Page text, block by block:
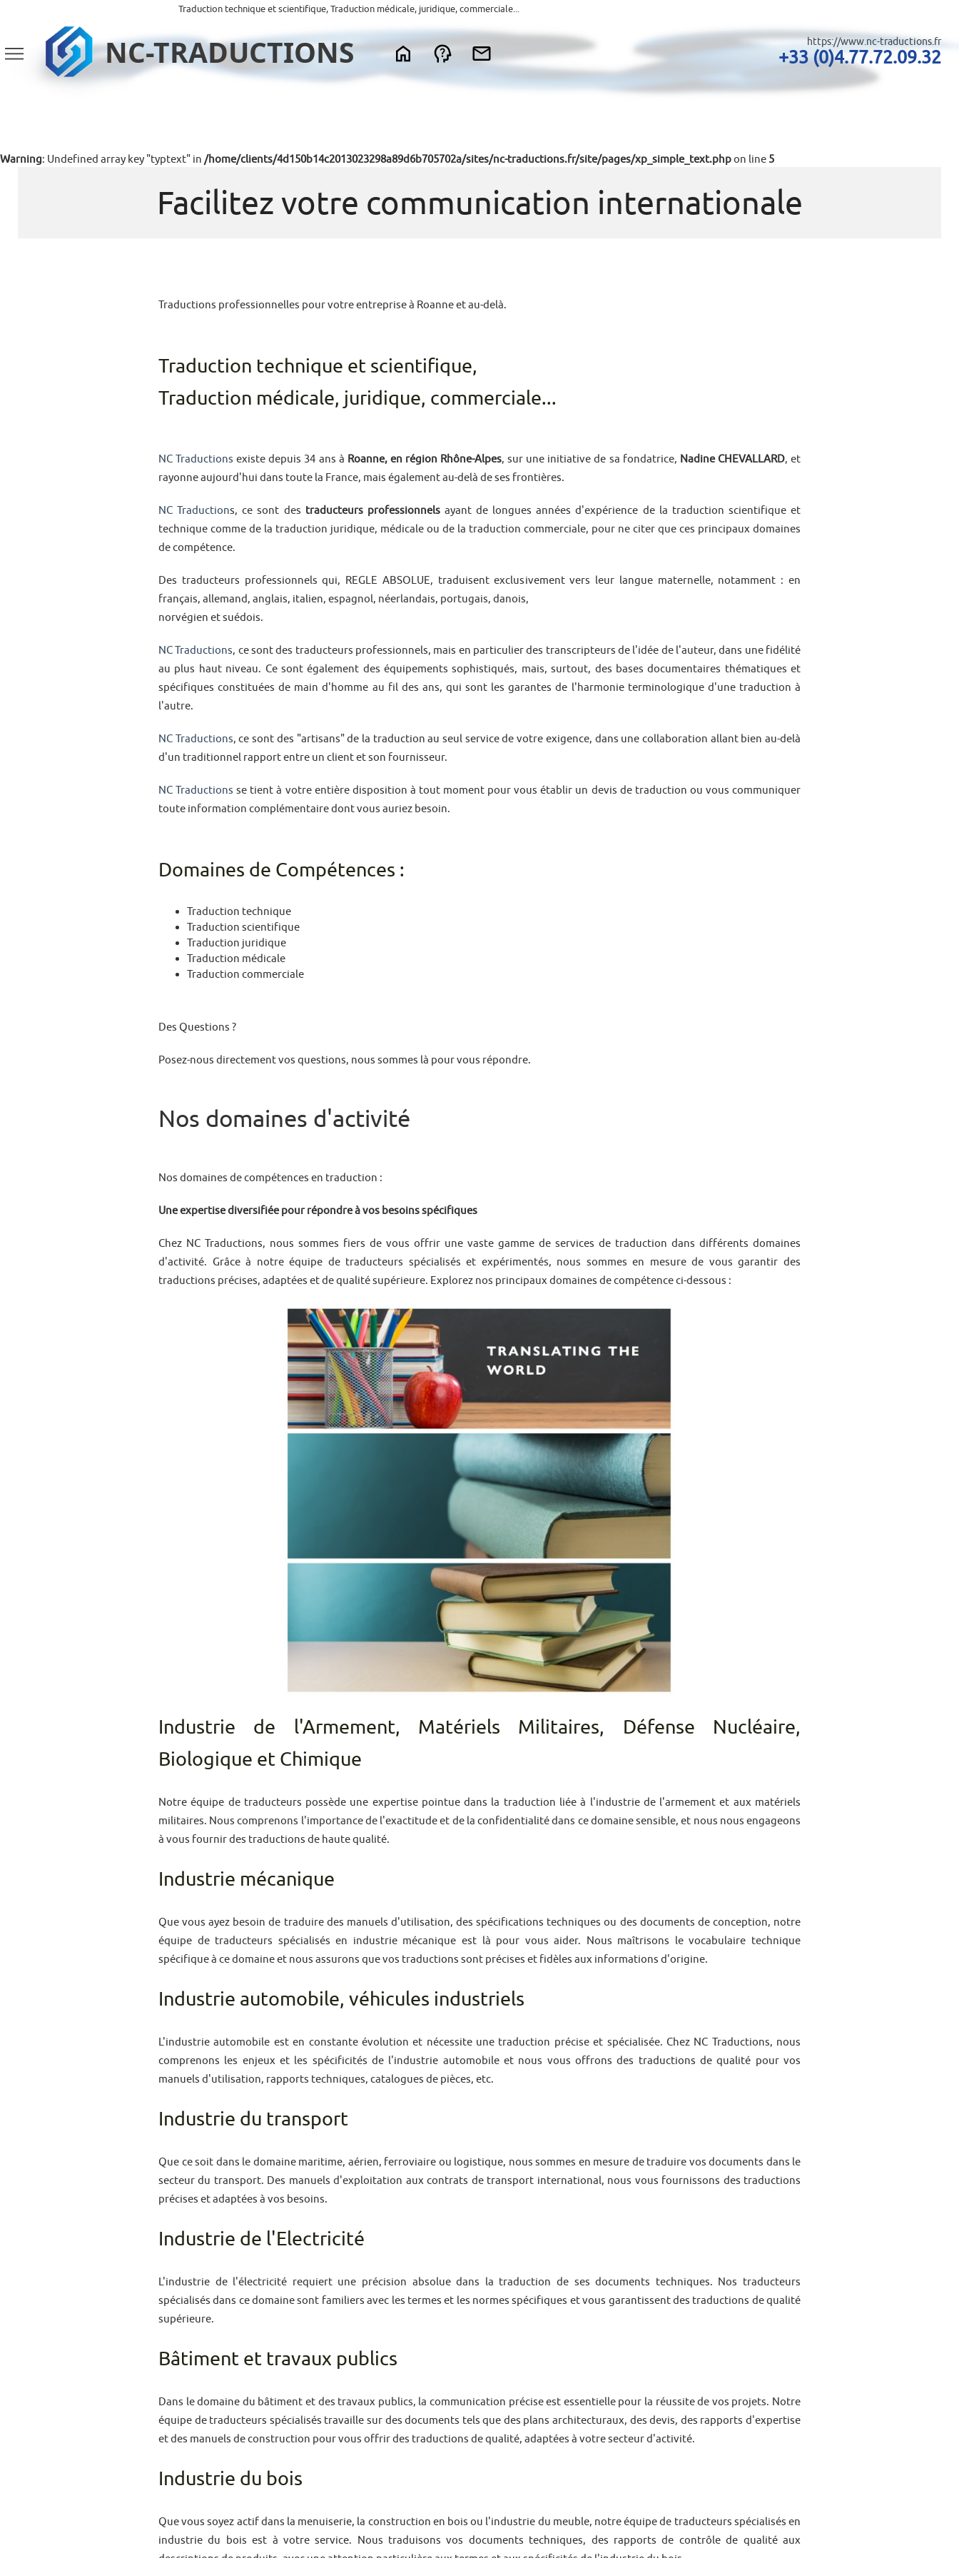
Traduction technique et scientifique, Traduction médicale, juridique, commerciale...
https://www.nc-traductions.fr
+33 (0)4.77.72.09.32
Warning: Undefined array key "typtext" in /home/clients/4d150b14c2013023298a89d6b705702a/sites/nc-traductions.fr/site/pages/xp_simple_text.phpon line 5
Facilitez votre communication internationale
Traductions professionnelles pour votre entreprise à Roanne et au-delà.
Traduction technique et scientifique,
Traduction médicale, juridique, commerciale...
NC Traductions existe depuis 34 ans à Roanne, en région Rhône-Alpes, sur une initiative de sa fondatrice, Nadine CHEVALLARD, et
rayonne aujourd'hui dans toute la France, mais également au-delà de ses frontières.
NC Traductions, ce sont des traducteurs professionnelsayant de longues années d'expérience de la traduction scientifique et
technique comme de la traduction juridique, médicale ou de la traduction commerciale, pour ne citer que ces principaux domaines
de compétence.
Des traducteurs professionnels qui, REGLE ABSOLUE, traduisent exclusivement vers leur langue maternelle, notamment : en
français, allemand, anglais, italien, espagnol, néerlandais, portugais, danois,
norvégien et suédois.
NC Traductions, ce sont des traducteurs professionnels, mais en particulier des transcripteurs de l'idée de l'auteur, dans une fidélité
au plus haut niveau. Ce sont également des équipements sophistiqués, mais, surtout, des bases documentaires thématiques et
spécifiques constituées de main d'homme au fil des ans, qui sont les garantes de l'harmonie terminologique d'une traduction à
l'autre.
NC Traductions, ce sont des "artisans" de la traduction au seul service de votre exigence, dans une collaboration allant bien au-delà
d'un traditionnel rapport entre un client et son fournisseur.
NC Traductions se tient à votre entière disposition à tout moment pour vous établir un devis de traduction ou vous communiquer
toute information complémentaire dont vous auriez besoin.
Domaines de Compétences :
Traduction technique
Traduction scientifique
Traduction juridique
Traduction médicale
Traduction commerciale
Des Questions ?
Posez-nous directement vos questions, nous sommes là pour vous répondre.
Nos domaines d'activité
Nos domaines de compétences en traduction :
Une expertise diversifiée pour répondre à vos besoins spécifiques
Chez NC Traductions, nous sommes fiers de vous offrir une vaste gamme de services de traduction dans différents domaines
d'activité. Grâce à notre équipe de traducteurs spécialisés et expérimentés, nous sommes en mesure de vous garantir des
traductions précises, adaptées et de qualité supérieure. Explorez nos principaux domaines de compétence ci-dessous :
Industrie de l'Armement, Matériels Militaires, Défense Nucléaire,
Biologique et Chimique
Notre équipe de traducteurs possède une expertise pointue dans la traduction liée à l'industrie de l'armement et aux matériels
militaires. Nous comprenons l'importance de l'exactitude et de la confidentialité dans ce domaine sensible, et nous nous engageons
à vous fournir des traductions de haute qualité.
Industrie mécanique
Que vous ayez besoin de traduire des manuels d'utilisation, des spécifications techniques ou des documents de conception, notre
équipe de traducteurs spécialisés en industrie mécanique est là pour vous aider. Nous maîtrisons le vocabulaire technique
spécifique à ce domaine et nous assurons que vos traductions sont précises et fidèles aux informations d'origine.
Industrie automobile, véhicules industriels
L'industrie automobile est en constante évolution et nécessite une traduction précise et spécialisée. Chez NC Traductions, nous
comprenons les enjeux et les spécificités de l'industrie automobile et nous vous offrons des traductions de qualité pour vos
manuels d'utilisation, rapports techniques, catalogues de pièces, etc.
Industrie du transport
Que ce soit dans le domaine maritime, aérien, ferroviaire ou logistique, nous sommes en mesure de traduire vos documents dans le
secteur du transport. Des manuels d'exploitation aux contrats de transport international, nous vous fournissons des traductions
précises et adaptées à vos besoins.
Industrie de l'Electricité
L'industrie de l'électricité requiert une précision absolue dans la traduction de ses documents techniques. Nos traducteurs
spécialisés dans ce domaine sont familiers avec les termes et les normes spécifiques et vous garantissent des traductions de qualité
supérieure.
Bâtiment et travaux publics
Dans le domaine du bâtiment et des travaux publics, la communication précise est essentielle pour la réussite de vos projets. Notre
équipe de traducteurs spécialisés travaille sur des documents tels que des plans architecturaux, des devis, des rapports d'expertise
et des manuels de construction pour vous offrir des traductions de qualité, adaptées à votre secteur d'activité.
Industrie du bois
Que vous soyez actif dans la menuiserie, la construction en bois ou l'industrie du meuble, notre équipe de traducteurs spécialisés en
industrie du bois est à votre service. Nous traduisons vos documents techniques, des rapports de contrôle de qualité aux